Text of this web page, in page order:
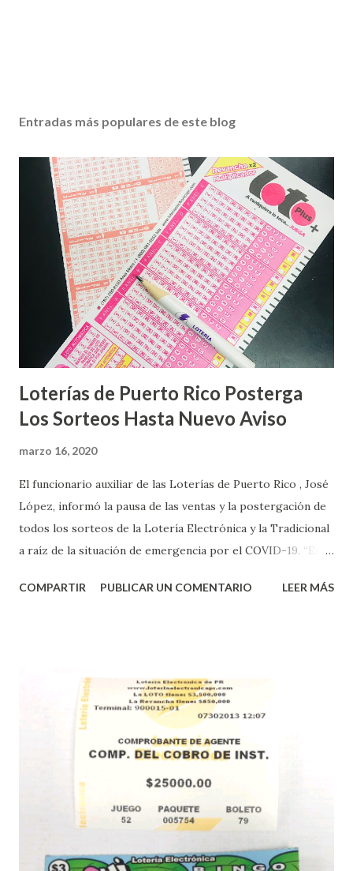
Entradas más populares de este blog
Loterías de Puerto Rico Posterga
Los Sorteos Hasta Nuevo Aviso
marzo 16, 2020
El funcionario auxiliar de las Loterías de Puerto Rico , José
López, informó la pausa de las ventas y la postergación de
todos los sorteos de la Lotería Electrónica y la Tradicional
a raíz de la situación de emergencia por el COVID-19. “En
proteger la salud de nuestros empleados, vendedores y
instantáneos”, indicó López. Sobre el sorteo de Powerball,
López explicó que el mismo se continuará realizando en los
Estados Unidos y los jugadores podrán conocer los
números ganadores del mismo a través de la página
aquellos con jugadas anticipadas de los sorteos locales (
Loto, Revancha, Pega 2, Pega 3 Pega 4 ) se les informará
Mientras, que l...
COMPARTIR PUBLICAR UN COMENTARIO LEER MÁS